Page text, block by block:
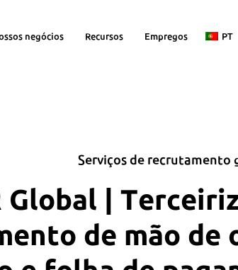
negócios Recursos Empregos PT
Serviços de recrutamento
Global |
de mão de